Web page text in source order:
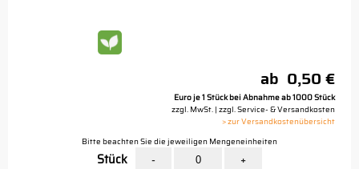
ab 0,50 €
Euro je 1 Stück bei Abnahme ab 1000 Stück
zzgl. MwSt. | zzgl. Service- & Versandkosten
> zur Versandkostenübersicht
Bitte beachten Sie die jeweiligen Mengeneinheiten
Stück - +